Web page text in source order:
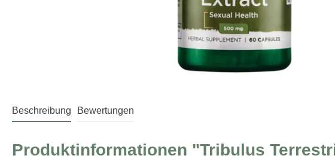
Beschreibung Bewertungen
Produktinformationen "Tribulus